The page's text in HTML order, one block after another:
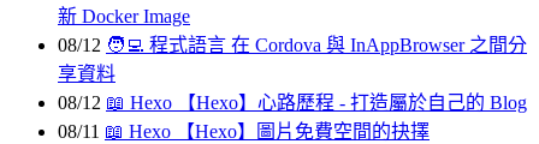
新 Docker Image
08/12 🧑‍💻 程式語言 在 Cordova 與 InAppBrowser 之間分
享資料
08/12 📖 Hexo
【Hexo】心路歷程 - 打造屬於自己的 Blog
08/11 📖 Hexo
【Hexo】圖片免費空間的抉擇